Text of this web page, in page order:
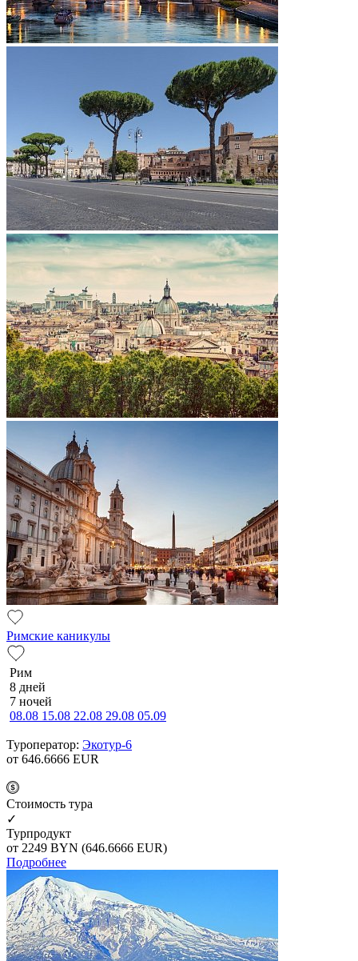
Римские каникулы
Рим
8 дней
7 ночей
08.08 15.08 22.08 29.08 05.09
Туроператор: Экотур-6
от 646.6666 EUR
Cтоимость тура
✓
Турпродукт
от 2249 BYN (646.6666 EUR)
Подробнее